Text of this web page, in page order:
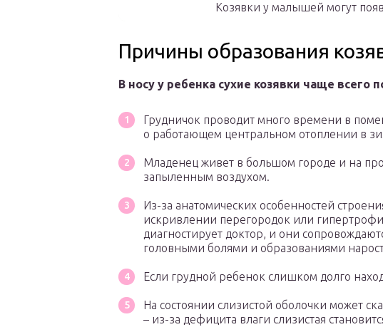
Козявки у малышей могут
Причины образования
В носу у ребенка сухие козявки чаще
Грудничок проводит много времени в
о работающем центральном отоплении в
Младенец живет в большом городе и на
запыленным воздухом.
Из-за анатомических особенностей
искривлении перегородок или
диагностирует доктор, и они
головными болями и образованиями
Если грудной ребенок слишком долго
На состоянии слизистой оболочки может
– из-за дефицита влаги слизистая